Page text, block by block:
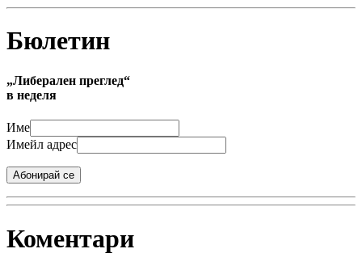
Бюлетин
„Либерален преглед“
в неделя
Име
Имейл адрес
Абонирай се
Коментари